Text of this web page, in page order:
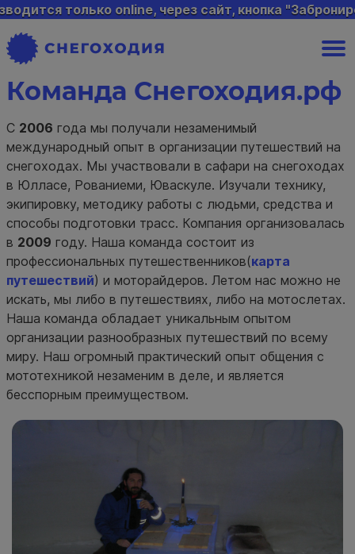
только online, через сайт, кнопка
Команда Снегоходия.рф
С 2006 года мы получали незаменимый
международный опыт в организации путешествий на
снегоходах. Мы участвовали в сафари на снегоходах
в Юлласе, Рованиеми, Юваскуле. Изучали технику,
экипировку, методику работы с людьми, средства и
способы подготовки трасс. Компания организовалась
в 2009 году. Наша команда состоит из
профессиональных путешественников(карта
путешествий) и моторайдеров. Летом нас можно не
искать, мы либо в путешествиях, либо на мотослетах.
Наша команда обладает уникальным опытом
организации разнообразных путешествий по всему
миру. Наш огромный практический опыт общения с
мототехникой незаменим в деле, и является
бесспорным преимуществом.